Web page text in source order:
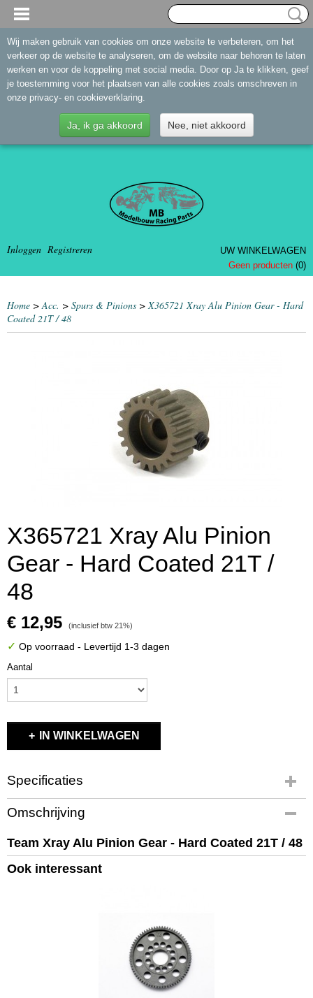
Inloggen Registreren
UW WINKELWAGEN
Geen producten (0)
Home >Acc. > Spurs & Pinions >X365721 Xray Alu Pinion Gear - Hard
Coated 21T / 48
X365721 Xray Alu Pinion
Gear - Hard Coated 21T /
48
€ 12,95 (inclusief btw 21%)
✓ Op voorraad - Levertijd 1-3 dagen
Aantal
IN WINKELWAGEN
Specificaties
Productcode
X365721
EAN code
8581703657217
Productcode leverancier
Omschrijving
Team Xray Alu Pinion Gear - Hard Coated 21T / 48
Ook interessant
Wij maken gebruik van cookies om onze website te verbeteren, om het
verkeer op de website te analyseren, om de website naar behoren te laten
werken en voor de koppeling met social media. Door op Ja te klikken, geef
je toestemming voor het plaatsen van alle cookies zoals omschreven in
onze privacy- en cookieverklaring.
Ja, ik ga akkoord Nee, niet akkoord